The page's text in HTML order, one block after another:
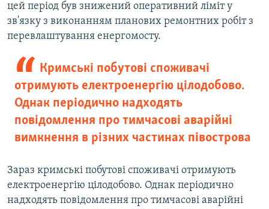
цей період був знижений оперативний ліміт у
зв'язку з виконанням планових ремонтних робіт з
перевлаштування енергомосту.
Кримські побутові споживачі
отримують електроенергію цілодобово.
Однак періодично надходять
повідомлення про тимчасові аварійні
вимкнення в різних частинах півострова
Зараз кримські побутові споживачі отримують
електроенергію цілодобово. Однак періодично
надходять повідомлення про тимчасові аварійні